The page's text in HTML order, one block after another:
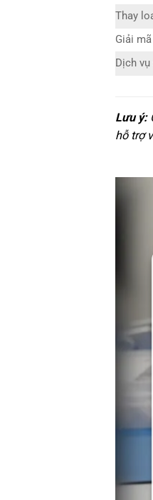
Thay
Giải
Dịch
Lưu ý:
hỗ trợ